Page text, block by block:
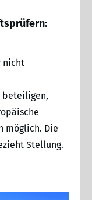
nicht
beteiligen,
möglich. Die
Stellung.